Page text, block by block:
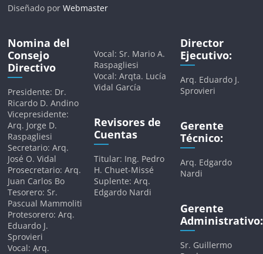
Diseñado porWebmaster
Nomina del
Consejo
Directivo
Presidente: Dr.
Ricardo D. Andino
Vicepresidente:
Arq. Jorge D.
Raspagliesi
Secretario: Arq.
José O. Vidal
Prosecretario: Arq.
Juan Carlos Bo
Tesorero: Sr.
Pascual Mammoliti
Protesorero: Arq.
Eduardo J.
Sprovieri
Vocal: Arq.
Vocal: Sr. Mario A.
Raspagliesi
Vocal: Arqta. Lucía
Vidal García
Revisores de
Cuentas
Titular: Ing. Pedro
H. Chuet-Missé
Suplente: Arq.
Edgardo Nardi
Director
Ejecutivo:
Arq. Eduardo J.
Sprovieri
Gerente
Técnico:
Arq. Edgardo
Nardi
Gerente
Administrativo:
Sr. Guillermo